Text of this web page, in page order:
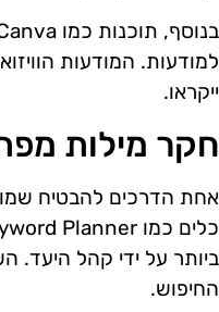
למודעות. המודעות
ייקראו.
חקר מילות
אחת הדרכים להבטיח
ביותר על ידי קהל היעד.
החיפוש.